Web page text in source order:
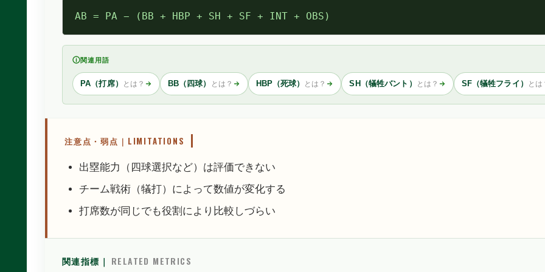
AB = PA − (BB + HBP + SH + SF + INT + OBS)
関連用語
PA（打席） とは？ BB（四球） とは？ HBP（死球） とは？ SH（犠牲バント） とは？ SF（犠牲フライ） とは
注意点・弱点｜LIMITATIONS
出塁能力（四球選択など）は評価できない
チーム戦術（犠打）によって数値が変化する
打席数が同じでも役割により比較しづらい
関連指標｜ RELATED METRICS